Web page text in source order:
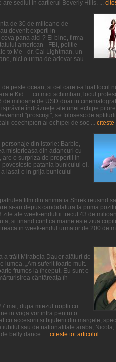
are sediul in cartierul Beverly Hills. ...
de 30 de milioane de
devenit experti in
pana aici ? Ei bine, firma
american - FBI, politie
to Me - dr. Cal Lightman, un
nici o urma de adevar sau
peste ocean, si cel care i-a luat locul
Kid .... cu mici schimbari, locul
milioane de USD doar in
îndrăzneţe ale unei echipe
"proscrişi", se folosesc de
coechipieri ai echipei de soc ... citeste
din istorie: Barbie,
misterioasa din adancuri cu
are o surpriza de proportii in
patania bunicului ei.
lasat-o in grija bunicului
film din animatia Shrek reusind
si-au depus candidatura la prima
zile ale week-endului trecut 43 de
si tinand cont ca maine este ziua
in week-endul urmator de 200 de
a trăit Mirabela Dauer alături de
„Am suferit foarte mult.
frumos la început. Eu sunt o
cântăreaţa în
mai, dupa miezul noptii cu
in voga vor intra pentru o
cu accesorii si bijuterii din margele,
sau de nationalitate araba, Nicola,
belly dance. ... citeste tot articolul